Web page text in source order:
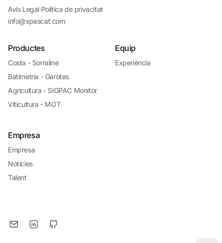
Avís Legal·Política de privacitat
info@spascat.com
Productes
Costa - Sorraline
Batimetria - Garotes
Agricultura - SIGPAC Monitor
Viticultura - MOT
Equip
Experiència
Empresa
Empresa
Notícies
Talent